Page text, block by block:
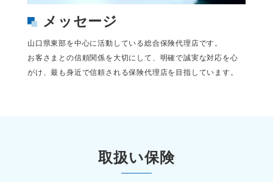
メッセージ
山口県東部を中心に活動している総合保険代理店です。
お客さまとの信頼関係を大切にして、明確で誠実な対応を心
がけ、最も身近で信頼される保険代理店を目指しています。
取扱い保険